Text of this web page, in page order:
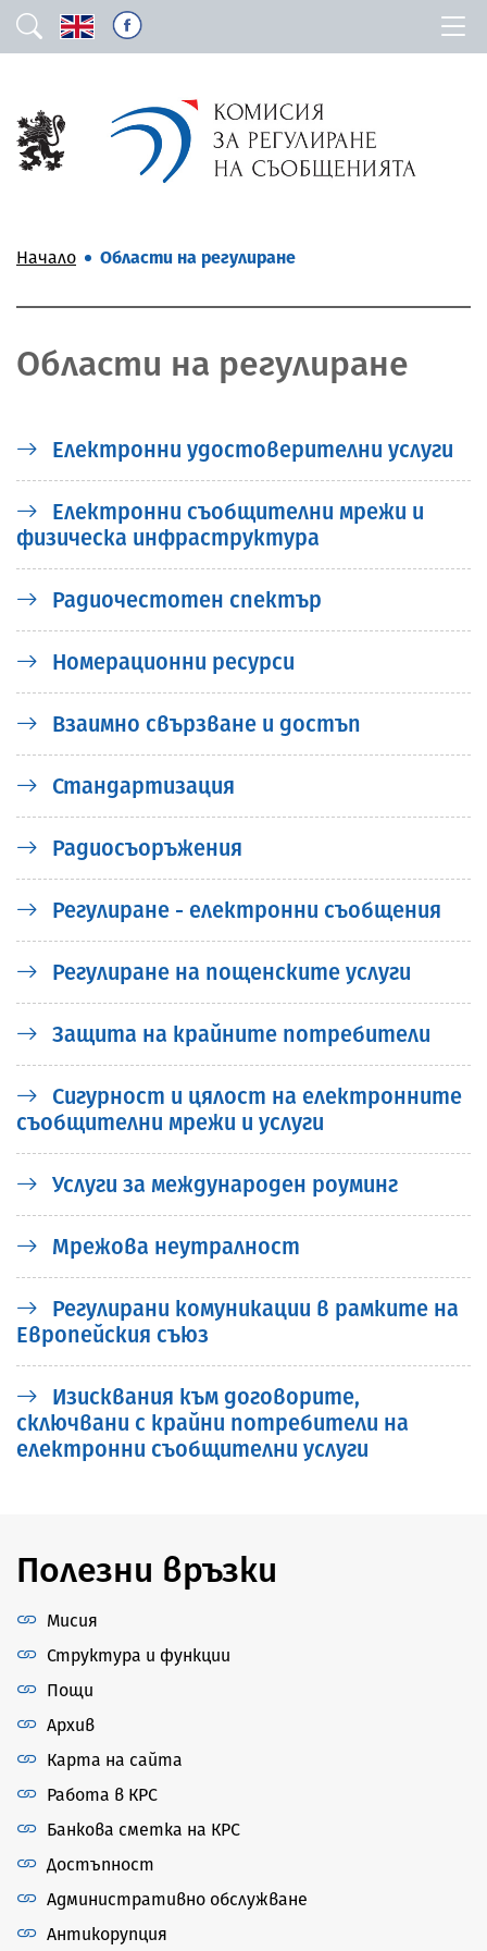
Начало Области на регулиране
Области на регулиране
Електронни удостоверителни услуги
Електронни съобщителни мрежи и
физическа инфраструктура
Радиочестотен спектър
Номерационни ресурси
Взаимно свързване и достъп
Стандартизация
Радиосъоръжения
Регулиране - електронни съобщения
Регулиране на пощенските услуги
Защита на крайните потребители
Сигурност и цялост на електронните
съобщителни мрежи и услуги
Услуги за международен роуминг
Мрежова неутралност
Регулирани комуникации в рамките на
Европейския съюз
Изисквания към договорите,
сключвани с крайни потребители на
електронни съобщителни услуги
Полезни връзки
Мисия
Структура и функции
Пощи
Архив
Карта на сайта
Работа в КРС
Банкова сметка на КРС
Достъпност
Административно обслужване
Антикорупция